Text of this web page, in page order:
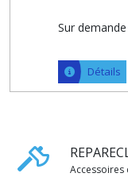
Sur demande
Détails